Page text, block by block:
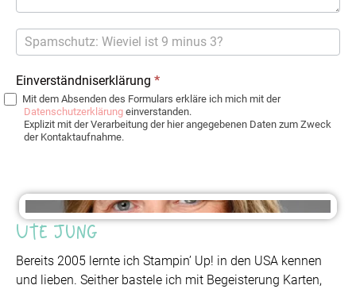
Einverständniserklärung *
Mit dem Absenden des Formulars erkläre ich mich mit der
Datenschutzerklärung einverstanden.
Explizit mit der Verarbeitung der hier angegebenen Daten zum Zweck
der Kontaktaufnahme.
Ute Jung
Bereits 2005 lernte ich Stampin’ Up! in den USA kennen
und lieben. Seither bastele ich mit Begeisterung Karten,